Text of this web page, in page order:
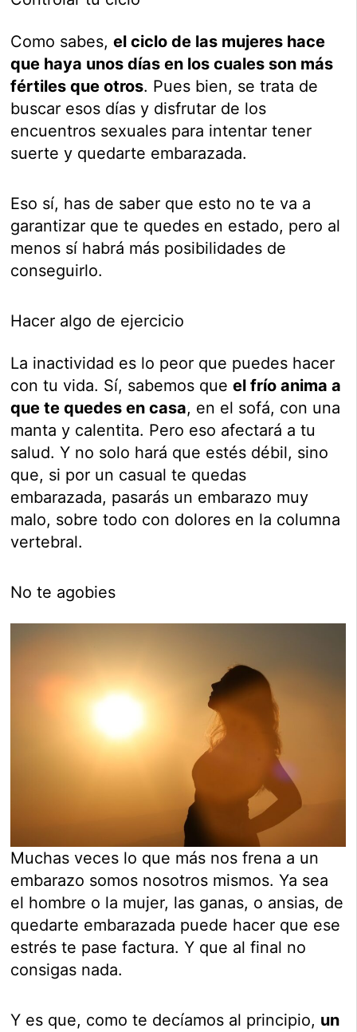
Como sabes,el ciclo de las mujeres hace
que haya unos días en los cuales son más
fértiles que otros. Pues bien, se trata de
buscar esos días y disfrutar de los
encuentros sexuales para intentar tener
suerte y quedarte embarazada.
Eso sí, has de saber que esto no te va a
garantizar que te quedes en estado, pero al
menos sí habrá más posibilidades de
conseguirlo.
Hacer algo de ejercicio
La inactividad es lo peor que puedes hacer
con tu vida. Sí, sabemos queel frío anima a
que te quedes en casa, en el sofá, con una
manta y calentita. Pero eso afectará a tu
salud. Y no solo hará que estés débil, sino
que, si por un casual te quedas
embarazada, pasarás un embarazo muy
malo, sobre todo con dolores en la columna
vertebral.
No te agobies
Muchas veces lo que más nos frena a un
embarazo somos nosotros mismos. Ya sea
el hombre o la mujer, las ganas, o ansias, de
quedarte embarazada puede hacer que ese
estrés te pase factura. Y que al final no
consigas nada.
Y es que, como te decíamos al principio, un